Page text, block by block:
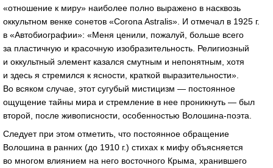
«отношение к миру» наиболее полно выражено в насквозь
оккультном венке сонетов «Corona Astralis». И отмечал в 1925 г.
в «Автобиографии»: «Меня ценили, пожалуй, больше всего
за пластичную и красочную изобразительность. Религиозный
и оккультный элемент казался смутным и непонятным, хотя
и здесь я стремился к ясности, краткой выразительности».
Во всяком случае, этот сугубый мистицизм — постоянное
ощущение тайны мира и стремление в нее проникнуть — был
второй, после живописности, особенностью Волошина-поэта
Следует при этом отметить, что постоянное обращение
Волошина в ранних (до 1910 г.) стихах к мифу объясняется
во многом влиянием на него восточного Крыма, хранившего